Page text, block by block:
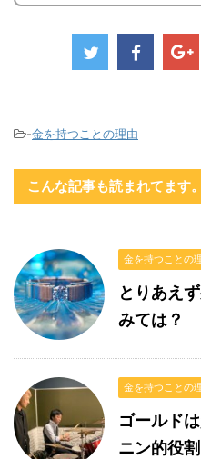
-金を持つことの理由
こんな記事も読まれてます。
金を持つことの
とりあえ
みては？
金を持つことの
ゴールド
ニン的役割